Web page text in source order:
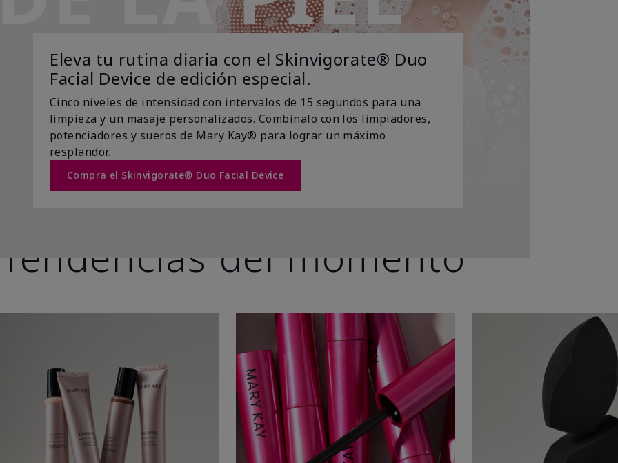
Eleva tu rutina diaria con el Skinvigorate® Duo
Facial Device de edición especial.
Cinco niveles de intensidad con intervalos de 15 segundos para una
limpieza y un masaje personalizados. Combínalo con los limpiadores,
potenciadores y sueros de Mary Kay® para lograr un máximo
resplandor.
Compra el Skinvigorate® Duo Facial Device
Tendencias del momento